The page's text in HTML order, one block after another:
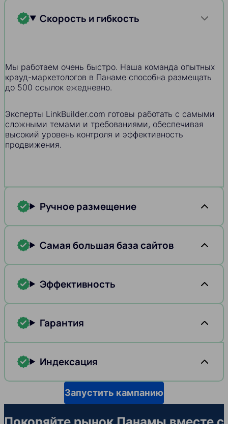
Скорость и гибкость
Мы работаем очень быстро. Наша команда опытных
крауд-маркетологов в Панаме способна размещать
до 500 ссылок ежедневно.
Эксперты LinkBuilder.com готовы работать с самыми
сложными темами и требованиями, обеспечивая
высокий уровень контроля и эффективность
продвижения.
Ручное размещение
Самая большая база сайтов
Эффективность
Гарантия
Индексация
Запустить кампанию